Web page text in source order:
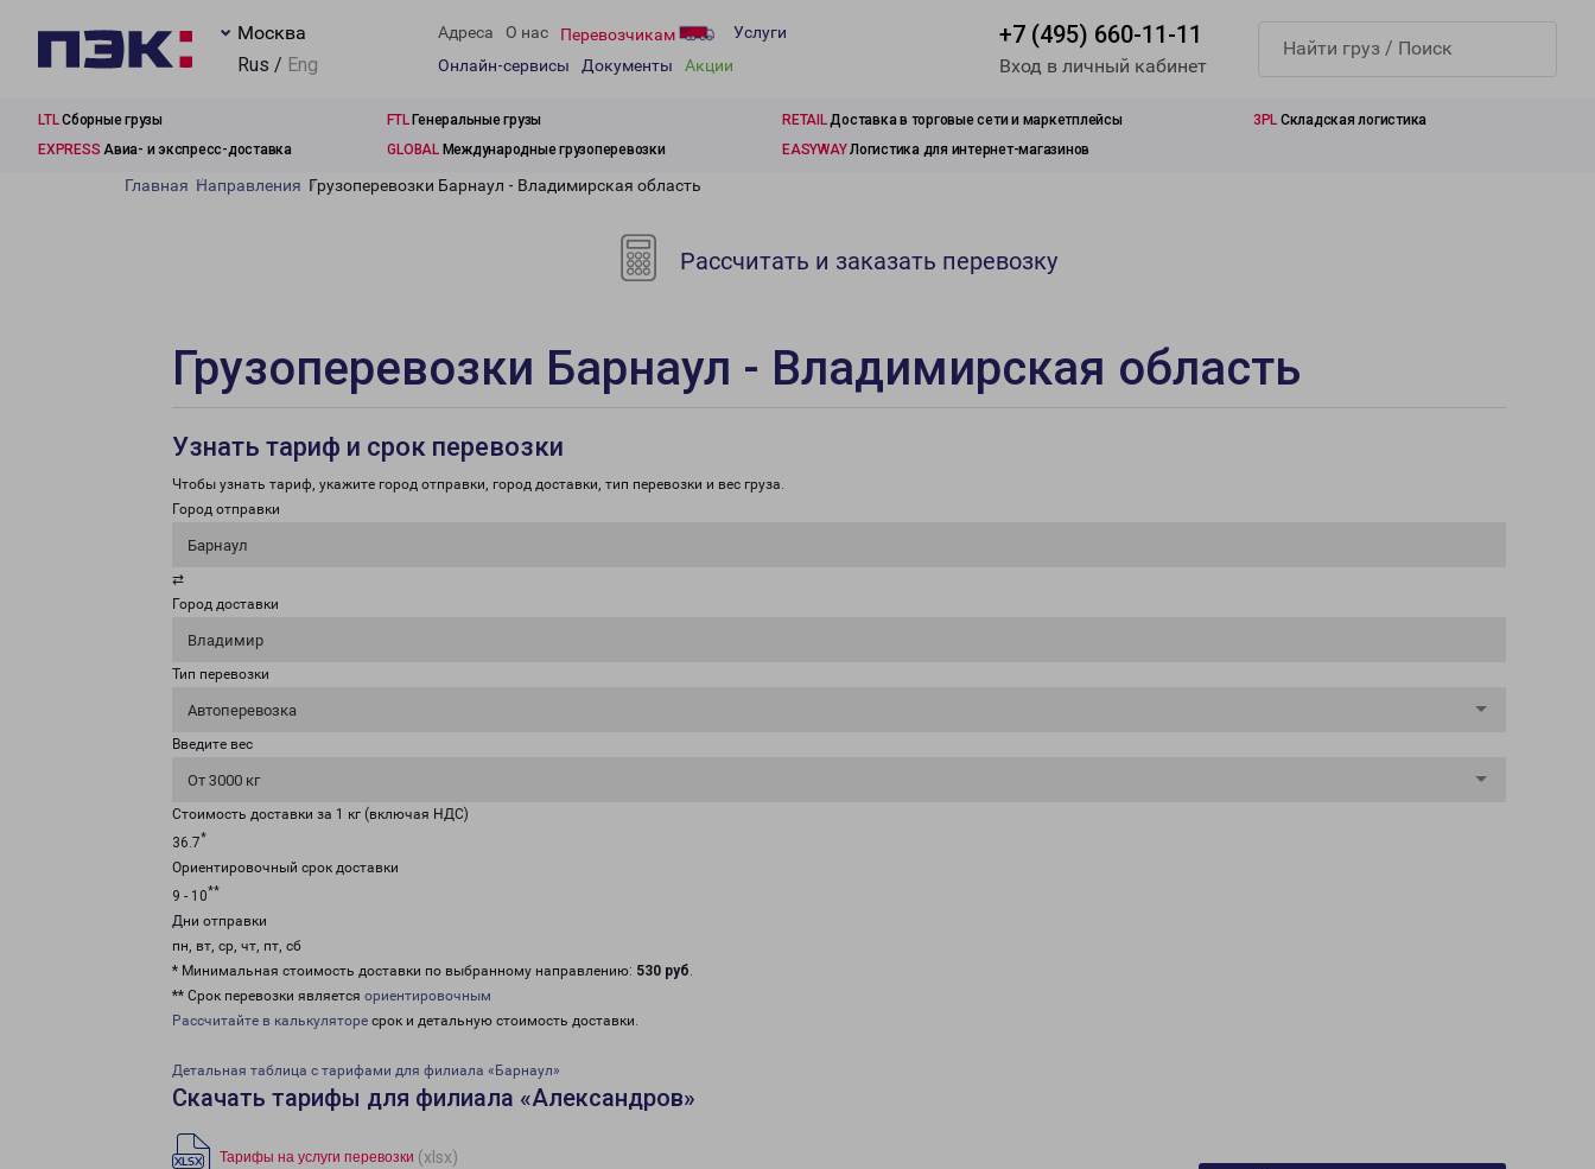
Москва
Rus / Eng
Адреса О нас Перевозчикам
Услуги
Онлайн-сервисы
Документы Акции
+7 (495) 660-11-11
Вход в личный кабинет
LTLСборные грузы FTLГенеральные грузы RETAILДоставка в торговые сети и маркетплейсы 3PL Складская логистика
EXPRESS Авиа- и экспресс-доставка GLOBALМеждународные грузоперевозки EASYWAYЛогистика для интернет-магазинов
Главная Направления Грузоперевозки Барнаул - Владимирская область
Рассчитать и заказать перевозку
Грузоперевозки Барнаул - Владимирская область
Узнать тариф и срок перевозки
Чтобы узнать тариф, укажите город отправки, город доставки, тип перевозки и вес груза.
Город отправки
Барнаул
⇄
Город доставки
Владимир
Тип перевозки
Автоперевозка
Введите вес
От 3000 кг
Стоимость доставки за 1 кг (включая НДС)
36.7*
Ориентировочный срок доставки
9 - 10**
Дни отправки
пн, вт, ср, чт, пт, сб
* Минимальная стоимость доставки по выбранному направлению: 530 руб.
** Срок перевозки является ориентировочным
Рассчитайте в калькуляторе срок и детальную стоимость доставки.
Детальная таблица с тарифами для филиала «Барнаул»
Скачать тарифы для филиала «Александров»
Тарифы на услуги перевозки (xlsx)